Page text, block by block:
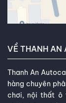
VỀ THANH AN
Thanh An
hàng chuyên
chơi, nội thất ô